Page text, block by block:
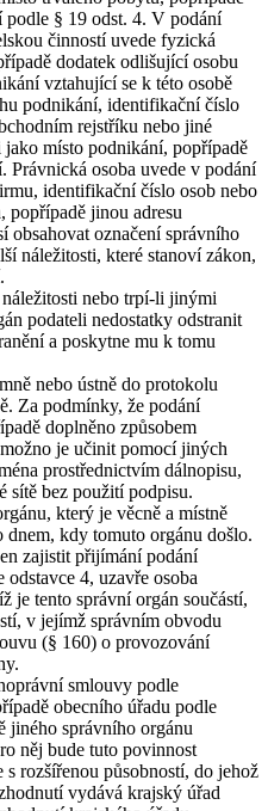
§ 19 odst. 4. V podání
činností uvede fyzická
dodatek odlišující osobu
vztahující se k této osobě
podnikání, identifikační číslo
rejstříku nebo jiné
jako místo podnikání, popřípadě
Právnická osoba uvede v podání
identifikační číslo osob nebo
popřípadě jinou adresu
obsahovat označení správního
náležitosti, které stanoví zákon,
nebo trpí-li jinými
podateli nedostatky odstranit
a poskytne mu k tomu
nebo ústně do protokolu
Za podmínky, že podání
doplněno způsobem
je učinit pomocí jiných
prostřednictvím dálnopisu,
sítě bez použití podpisu.
který je věcně a místně
kdy tomuto orgánu došlo.
zajistit přijímání podání
4, uzavře osoba
je tento správní orgán součástí,
v jejímž správním obvodu
(§ 160) o provozování
smlouvy podle
obecního úřadu podle
jiného správního orgánu
něj bude tuto povinnost
rozšířenou působností, do jehož
vydává krajský úřad